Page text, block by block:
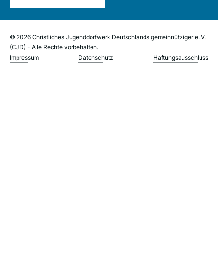
© 2026 Christliches Jugenddorfwerk Deutschlands gemeinnütziger e. V.
(CJD) - Alle Rechte vorbehalten.
Impressum
Datenschutz Haftungsausschluss